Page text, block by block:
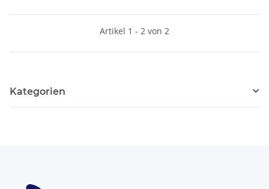
Artikel 1 - 2 von 2
Kategorien